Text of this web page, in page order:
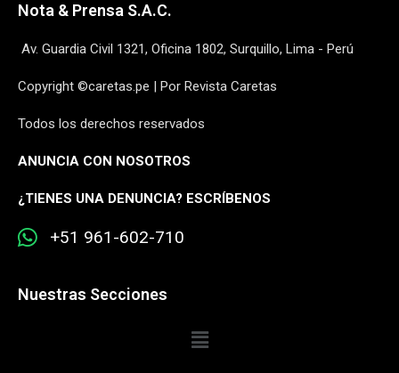
Nota & Prensa S.A.C.
Av. Guardia Civil 1321, Oficina 1802, Surquillo, Lima - Perú
Copyright ©caretas.pe | Por Revista Caretas
Todos los derechos reservados
ANUNCIA CON NOSOTROS
¿TIENES UNA DENUNCIA? ESCRÍBENOS
+51 961-602-710
Nuestras Secciones